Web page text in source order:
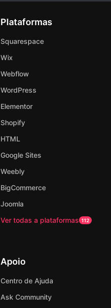
Plataformas
Squarespace
Wix
Webflow
WordPress
Elementor
Shopify
HTML
Google Sites
Weebly
BigCommerce
Joomla
Ver todas a plataformas 112
Apoio
Centro de Ajuda
Ask Community